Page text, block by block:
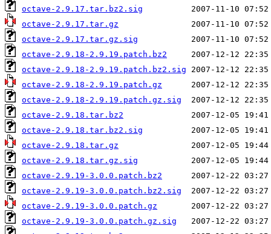
octave-2.9.17.tar.bz2.sig
octave-2.9.17.tar.gz
octave-2.9.17.tar.gz.sig
octave-2.9.18-2.9.19.patch.bz2
octave-2.9.18-2.9.19.patch.bz2.sig
octave-2.9.18-2.9.19.patch.gz
octave-2.9.18-2.9.19.patch.gz.sig
octave-2.9.18.tar.bz2
octave-2.9.18.tar.bz2.sig
octave-2.9.18.tar.gz
octave-2.9.18.tar.gz.sig
octave-2.9.19-3.0.0.patch.bz2
octave-2.9.19-3.0.0.patch.bz2.sig
octave-2.9.19-3.0.0.patch.gz
octave-2.9.19-3.0.0.patch.gz.sig